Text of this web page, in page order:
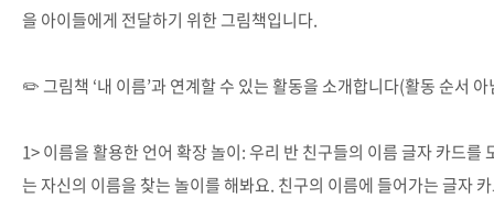
을 아이들에게 전달하기 위한 그림책입니다.
✏️ 그림책 ‘내 이름’과 연계할 수 있는 활동을 소개합니다(활동 순서 아
1> 이름을 활용한 언어 확장 놀이: 우리 반 친구들의 이름 글자 카드를
는 자신의 이름을 찾는 놀이를 해봐요. 친구의 이름에 들어가는 글자